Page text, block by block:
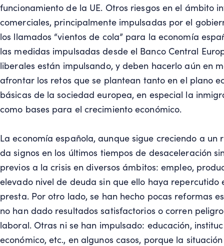
funcionamiento de la UE. Otros riesgos en el ámbito
comerciales, principalmente impulsadas por el
los llamados “vientos de cola” para la economía
las medidas impulsadas desde el Banco Central
liberales están impulsando, y deben hacerlo aún en
afrontar los retos que se plantean tanto en el plano
básicas de la sociedad europea, en especial la
como bases para el crecimiento económico.
La economía española, aunque sigue creciendo a
da signos en los últimos tiempos de desaceleración
previos a la crisis en diversos ámbitos: empleo,
elevado nivel de deuda sin que ello haya repercutido
presta. Por otro lado, se han hecho pocas reformas
no han dado resultados satisfactorios o corren
laboral. Otras ni se han impulsado: educación,
económico, etc., en algunos casos, porque la